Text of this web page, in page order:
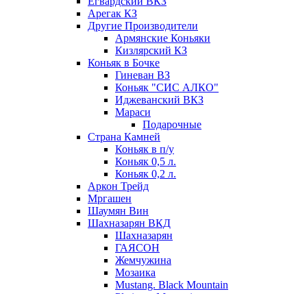
Арегак КЗ
Другие Производители
Армянские Коньяки
Кизлярский КЗ
Коньяк в Бочке
Гиневан ВЗ
Коньяк "СИС АЛКО"
Иджеванский ВКЗ
Мараси
Подарочные
Страна Камней
Коньяк в п/у
Коньяк 0,5 л.
Коньяк 0,2 л.
Аркон Трейд
Мргашен
Шаумян Вин
Шахназарян ВКД
Шахназарян
ГАЯСОН
Жемчужина
Мозаика
Mustang. Black Mountain